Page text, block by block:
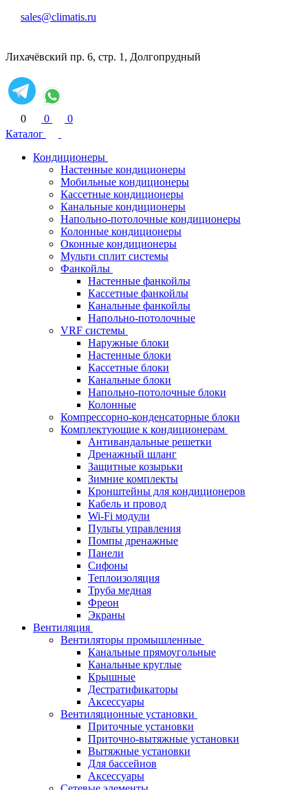
sales@climatis.ru
Лихачёвский пр. 6, стр. 1, Долгопрудный
0 0
0
Каталог
Кондиционеры
Настенные кондиционеры
Мобильные кондиционеры
Кассетные кондиционеры
Канальные кондиционеры
Напольно-потолочные кондиционеры
Колонные кондиционеры
Оконные кондиционеры
Мульти сплит системы
Фанкойлы
Настенные фанкойлы
Кассетные фанкойлы
Канальные фанкойлы
Напольно-потолочные
VRF системы
Наружные блоки
Настенные блоки
Кассетные блоки
Канальные блоки
Напольно-потолочные блоки
Колонные
Компрессорно-конденсаторные блоки
Комплектующие к кондиционерам
Антивандальные решетки
Дренажный шланг
Защитные козырьки
Зимние комплекты
Кронштейны для кондиционеров
Кабель и провод
Wi-Fi модули
Пульты управления
Помпы дренажные
Панели
Сифоны
Теплоизоляция
Труба медная
Фреон
Экраны
Вентиляция
Вентиляторы промышленные
Канальные прямоугольные
Канальные круглые
Крышные
Дестратификаторы
Аксессуары
Вентиляционные установки
Приточные установки
Приточно-вытяжные установки
Вытяжные установки
Для бассейнов
Аксессуары